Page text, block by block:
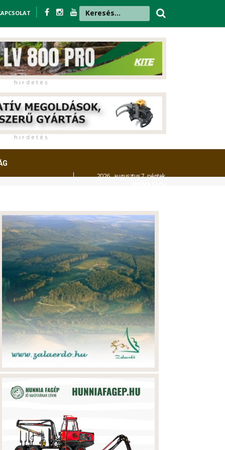
h i r d e t é s
h i r d e t é s
2026. augusztus 7. péntek,